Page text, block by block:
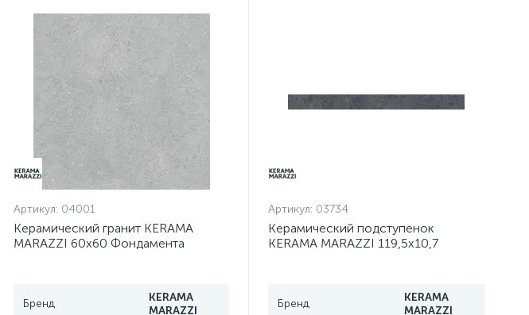
Артикул: 04001
Керамический гранит KERAMA
MARAZZI 60х60 Фондамента
Бренд
KERAMA
MARAZZI
Артикул: 03734
Керамический подступенок
KERAMA MARAZZI 119,5х10,7
Бренд
KERAMA
MARAZZI